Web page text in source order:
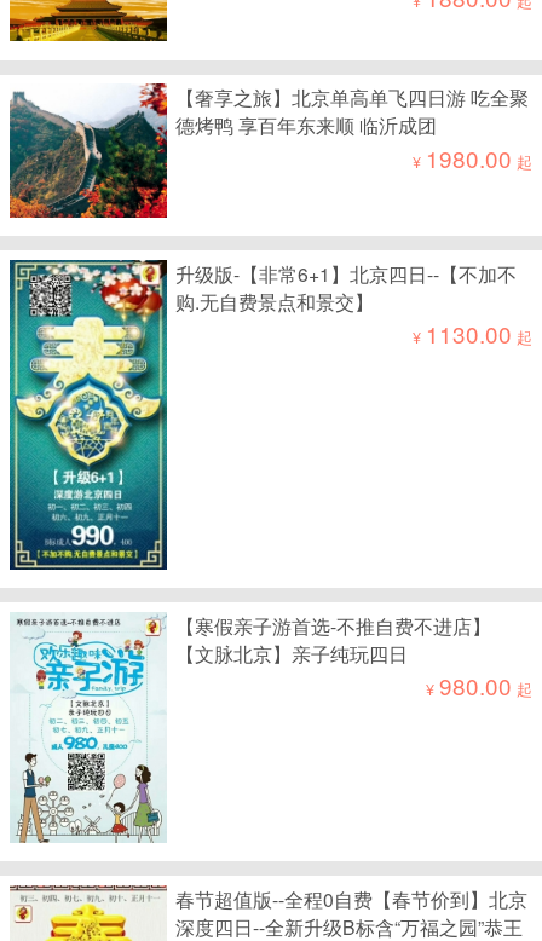
【奢享之旅】北京单高单飞四日游 吃全聚
德烤鸭 享百年东来顺 临沂成团
¥ 1980.00 起
升级版-【非常6+1】北京四日--【不加不
购.无自费景点和景交】
¥ 1130.00 起
【寒假亲子游首选-不推自费不进店】
【文脉北京】亲子纯玩四日
¥980.00 起
春节超值版--全程0自费【春节价到】北京
深度四日--全新升级B标含“万福之园”恭王